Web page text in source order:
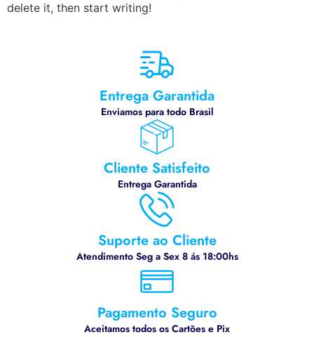
delete it, then start writing!
Entrega Garantida
Enviamos para todo Brasil
Cliente Satisfeito
Entrega Garantida
Suporte ao Cliente
Atendimento Seg a Sex 8 ás 18:00hs
Pagamento Seguro
Aceitamos todos os Cartões e Pix